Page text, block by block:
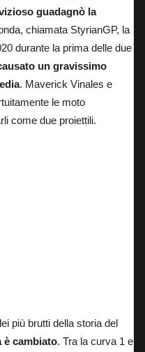
guadagnò la
chiamata StyrianGP, la
durante la prima delle due
un gravissimo
. Maverick Vinales e
le moto
come due proiettili.
più brutti della storia del
è cambiato. Tra la curva 1 e